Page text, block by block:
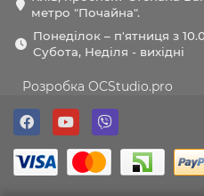
метро "Почайна".
Понеділок – п'ятниця з
Субота, Неділя - вихідні
Розробка OCStudio.pro